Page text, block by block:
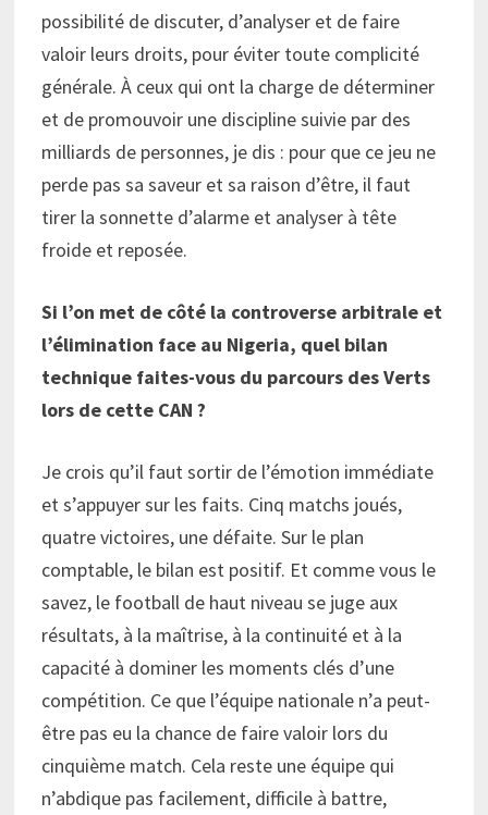
possibilité de discuter, d’analyser et de faire
valoir leurs droits, pour éviter toute complicité
générale. À ceux qui ont la charge de déterminer
et de promouvoir une discipline suivie par des
milliards de personnes, je dis : pour que ce jeu ne
perde pas sa saveur et sa raison d’être, il faut
tirer la sonnette d’alarme et analyser à tête
froide et reposée.
Si l’on met de côté la controverse arbitrale et
l’élimination face au Nigeria, quel bilan
technique faites-vous du parcours des Verts
lors de cette CAN ?
Je crois qu’il faut sortir de l’émotion immédiate
et s’appuyer sur les faits. Cinq matchs joués,
quatre victoires, une défaite. Sur le plan
comptable, le bilan est positif. Et comme vous le
savez, le football de haut niveau se juge aux
résultats, à la maîtrise, à la continuité et à la
capacité à dominer les moments clés d’une
compétition. Ce que l’équipe nationale n’a peut-
être pas eu la chance de faire valoir lors du
cinquième match. Cela reste une équipe qui
n’abdique pas facilement, difficile à battre,